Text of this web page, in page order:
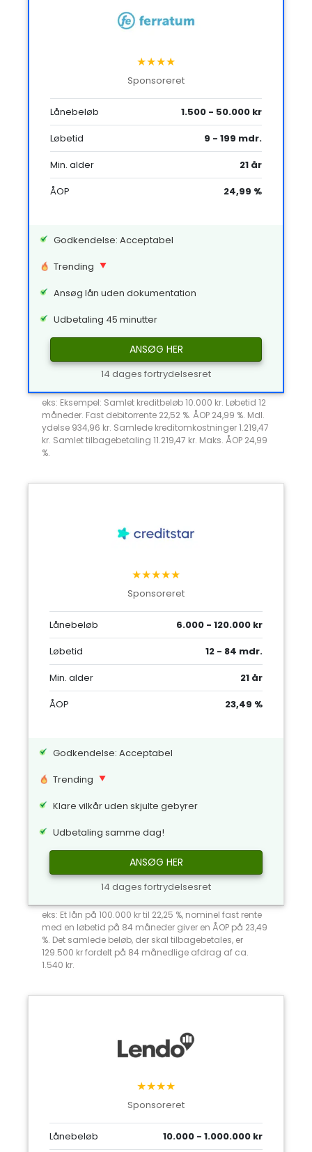
★★★★
Sponsoreret
Lånebeløb
1.500 - 50.000 kr
Løbetid
9 - 199 mdr.
Min. alder
21 år
ÅOP
24,99 %
Godkendelse: Acceptabel
Trending
Ansøg lån uden dokumentation
Udbetaling 45 minutter
ANSØG HER
14 dages fortrydelsesret
eks: Eksempel: Samlet kreditbeløb 10.000 kr. Løbetid 12
måneder. Fast debitorrente 22,52 %. ÅOP 24,99 %. Mdl.
ydelse 934,96 kr. Samlede kreditomkostninger 1.219,47
kr. Samlet tilbagebetaling 11.219,47 kr. Maks. ÅOP 24,99
%.
★★★★★
Sponsoreret
Lånebeløb
6.000 - 120.000 kr
Løbetid
12 - 84 mdr.
Min. alder
21 år
ÅOP
23,49 %
Godkendelse: Acceptabel
Trending
Klare vilkår uden skjulte gebyrer
Udbetaling samme dag!
ANSØG HER
14 dages fortrydelsesret
eks: Et lån på 100.000 kr til 22,25 %, nominel fast rente
med en løbetid på 84 måneder giver en ÅOP på 23,49
%. Det samlede beløb, der skal tilbagebetales, er
129.500 kr fordelt på 84 månedlige afdrag af ca.
1.540 kr.
★★★★
Sponsoreret
Lånebeløb 10.000 - 1.000.000 kr